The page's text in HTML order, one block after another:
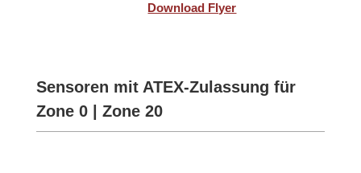
Download Flyer
Sensoren mit ATEX-Zulassung für
Zone 0 | Zone 20